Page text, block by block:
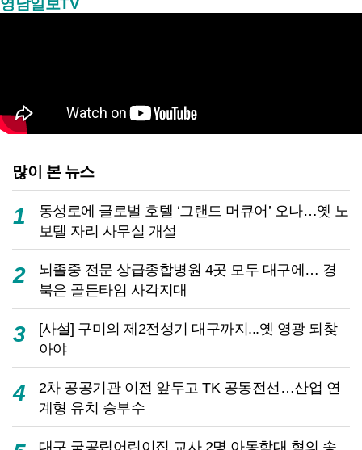
영남일보TV
많이 본 뉴스
1
동성로에 글로벌 호텔 ‘그랜드 머큐어’ 오나…옛 노
보텔 자리 사무실 개설
2
뇌졸중 전문 상급종합병원 4곳 모두 대구에… 경
북은 골든타임 사각지대
3
[사설] 구미의 제2전성기 대구까지...옛 영광 되찾
아야
4
2차 공공기관 이전 앞두고 TK 공동전선…산업 연
계형 유치 승부수
대구 국공립어린이집 교사 2명 아동학대 혐의 송